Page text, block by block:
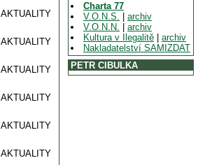
AKTUALITY
AKTUALITY
AKTUALITY
AKTUALITY
AKTUALITY
AKTUALITY
Charta 77
V.O.N.S.
archiv
V.O.N.N.
archiv
Kultura v Ilegalitě
archiv
Nakladatelství SAMIZDAT
PETR CIBULKA